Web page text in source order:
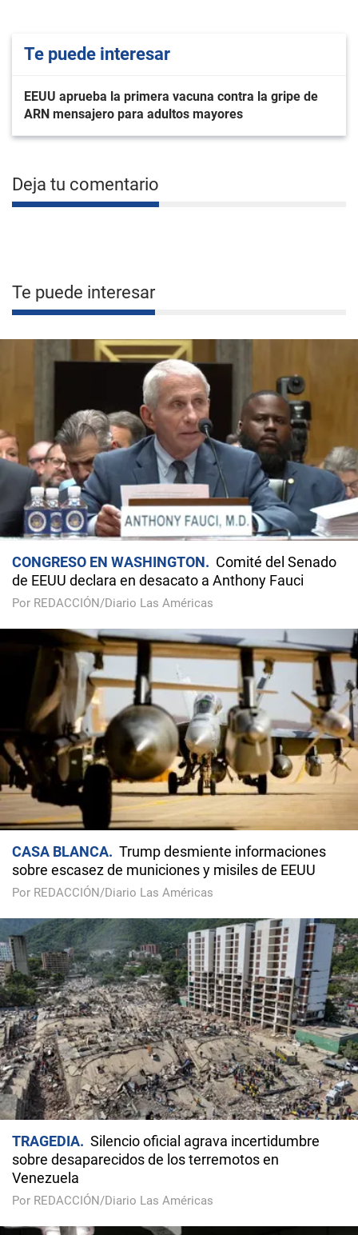
Te puede interesar
EEUU aprueba la primera vacuna contra la gripe de
ARN mensajero para adultos mayores
Deja tu comentario
Te puede interesar
CONGRESO EN WASHINGTON
Comité del Senado
de EEUU declara en desacato a Anthony Fauci
Por REDACCIÓN/Diario Las Américas
CASA BLANCA
Trump desmiente informaciones
sobre escasez de municiones y misiles de EEUU
Por REDACCIÓN/Diario Las Américas
TRAGEDIA
Silencio oficial agrava incertidumbre
sobre desaparecidos de los terremotos en
Venezuela
Por REDACCIÓN/Diario Las Américas